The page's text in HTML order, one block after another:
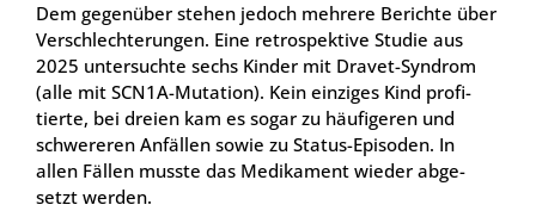
Dem gegen­über ste­hen jedoch meh­re­re Berich­te über
Ver­schlech­te­run­gen. Eine retro­spek­ti­ve Stu­die aus
2025 unter­such­te sechs Kin­der mit Dra­vet-Syn­drom
(alle mit SCN1A-Muta­ti­on). Kein ein­zi­ges Kind pro­fi­
tier­te, bei drei­en kam es sogar zu häu­fi­ge­ren und
schwe­re­ren Anfäl­len sowie zu Sta­tus-Epi­so­den. In
allen Fäl­len muss­te das Medi­ka­ment wie­der abge­
setzt wer­den.